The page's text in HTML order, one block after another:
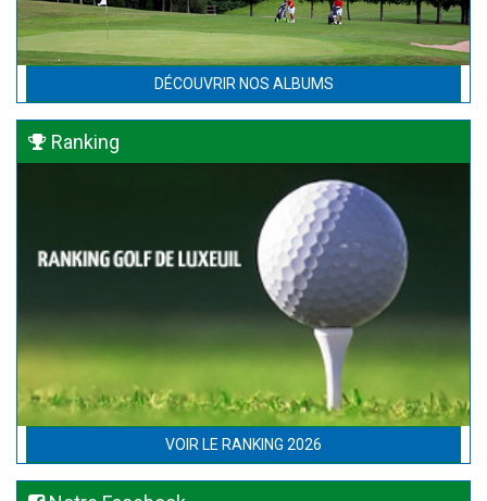
DÉCOUVRIR NOS ALBUMS
Ranking
VOIR LE RANKING 2026